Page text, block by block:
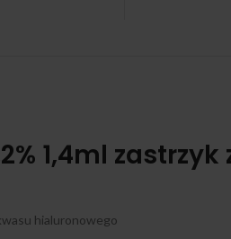
1,4ml
hialuronowego